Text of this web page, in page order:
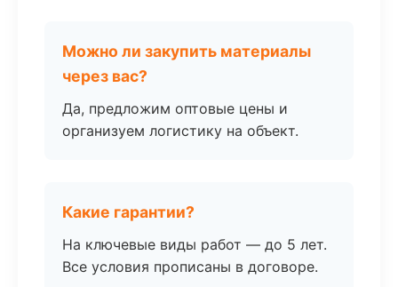
Можно ли закупить материалы
через вас?
Да, предложим оптовые цены и
организуем логистику на объект.
Какие гарантии?
На ключевые виды работ — до 5 лет.
Все условия прописаны в договоре.